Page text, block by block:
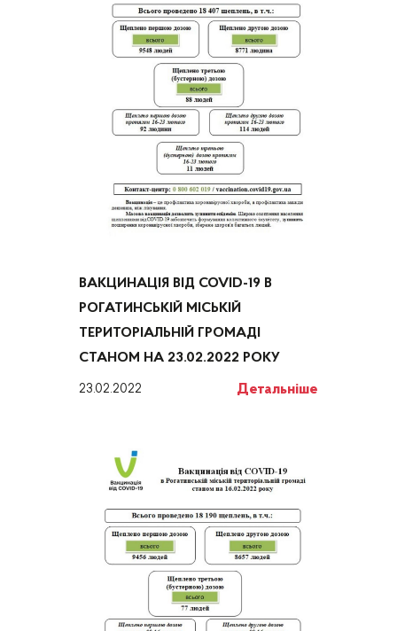
ВАКЦИНАЦІЯ ВІД COVID-19 В
РОГАТИНСЬКІЙ МІСЬКІЙ
ТЕРИТОРІАЛЬНІЙ ГРОМАДІ
СТАНОМ НА 23.02.2022 РОКУ
23.02.2022 Детальніше